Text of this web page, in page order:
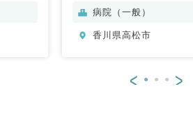
科、呼吸器内科、消化
内科、血液内科、膠原
病院（一般）
香川県高松市
< >